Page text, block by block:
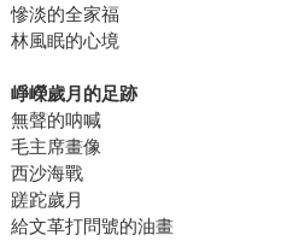
慘淡的全家福
林風眠的心境
崢嶸歲月的足跡
無聲的呐喊
毛主席畫像
西沙海戰
蹉跎歲月
給文革打問號的油畫